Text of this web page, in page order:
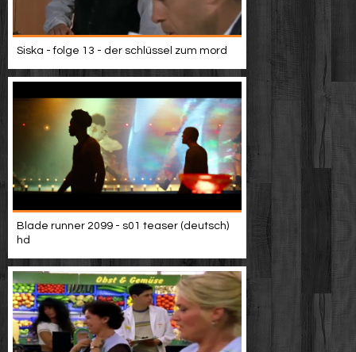
Siska - folge 13 - der schlüssel zum mord
Blade runner 2099 - s01 teaser (deutsch)
hd